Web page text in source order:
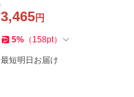
3,465円
5% （ 158pt）
最短明日お届け